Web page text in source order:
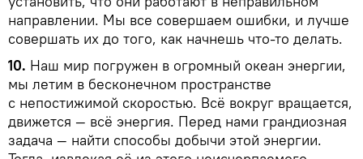
направлении. Мы все совершаем ошибки, и лучше
совершать их до того, как начнешь что-то делать.
10. Наш мир погружен в огромный океан энергии,
мы летим в бесконечном пространстве
с непостижимой скоростью. Всё вокруг вращается,
движется — всё энергия. Перед нами грандиозная
задача — найти способы добычи этой энергии.